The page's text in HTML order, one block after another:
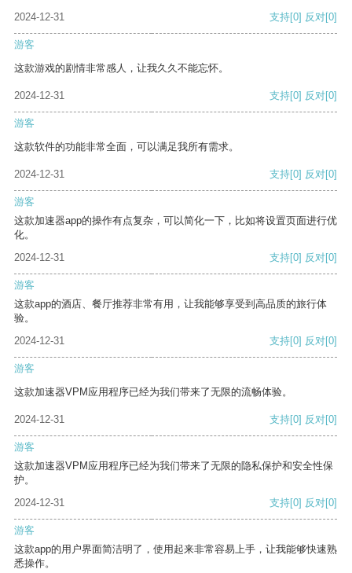
2024-12-31 支持[0] 反对[0]
游客
这款游戏的剧情非常感人，让我久久不能忘怀。
2024-12-31 支持[0] 反对[0]
游客
这款软件的功能非常全面，可以满足我所有需求。
2024-12-31 支持[0] 反对[0]
游客
这款加速器app的操作有点复杂，可以简化一下，比如将设置页面进行优
化。
2024-12-31
支持[0] 反对[0]
游客
这款app的酒店、餐厅推荐非常有用，让我能够享受到高品质的旅行体
验。
2024-12-31
支持[0] 反对[0]
游客
这款加速器VPM应用程序已经为我们带来了无限的流畅体验。
2024-12-31 支持[0] 反对[0]
游客
这款加速器VPM应用程序已经为我们带来了无限的隐私保护和安全性保
护。
2024-12-31
支持[0] 反对[0]
游客
这款app的用户界面简洁明了，使用起来非常容易上手，让我能够快速熟
悉操作。